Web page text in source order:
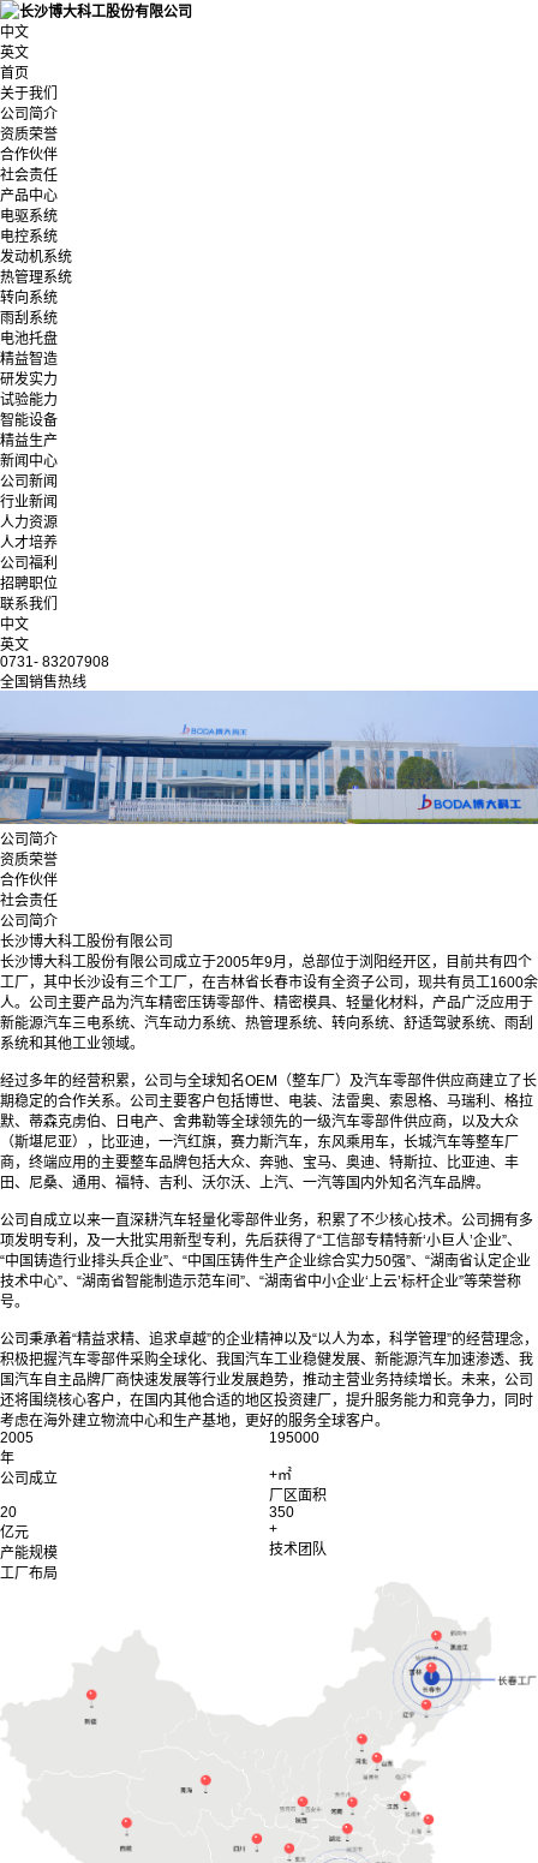
中文
英文
首页
关于我们
公司简介
资质荣誉
合作伙伴
社会责任
产品中心
电驱系统
电控系统
发动机系统
热管理系统
转向系统
雨刮系统
电池托盘
精益智造
研发实力
试验能力
智能设备
精益生产
新闻中心
公司新闻
行业新闻
人力资源
人才培养
公司福利
招聘职位
联系我们
中文
英文
0731- 83207908
全国销售热线
公司简介
资质荣誉
合作伙伴
社会责任
公司简介
长沙博大科工股份有限公司
长沙博大科工股份有限公司成立于2005年9月，总部位于浏阳经开区，目前共有四个
工厂，其中长沙设有三个工厂，在吉林省长春市设有全资子公司，现共有员工1600余
人。公司主要产品为汽车精密压铸零部件、精密模具、轻量化材料，产品广泛应用于
新能源汽车三电系统、汽车动力系统、热管理系统、转向系统、舒适驾驶系统、雨刮
系统和其他工业领域。
经过多年的经营积累，公司与全球知名OEM（整车厂）及汽车零部件供应商建立了长
期稳定的合作关系。公司主要客户包括博世、电装、法雷奥、索恩格、马瑞利、格拉
默、蒂森克虏伯、日电产、舍弗勒等全球领先的一级汽车零部件供应商，以及大众
（斯堪尼亚），比亚迪，一汽红旗，赛力斯汽车，东风乘用车，长城汽车等整车厂
商，终端应用的主要整车品牌包括大众、奔驰、宝马、奥迪、特斯拉、比亚迪、丰
田、尼桑、通用、福特、吉利、沃尔沃、上汽、一汽等国内外知名汽车品牌。
公司自成立以来一直深耕汽车轻量化零部件业务，积累了不少核心技术。公司拥有多
项发明专利，及一大批实用新型专利，先后获得了“工信部专精特新‘小巨人’企业”、
“中国铸造行业排头兵企业”、“中国压铸件生产企业综合实力50强”、“湖南省认定企业
技术中心”、“湖南省智能制造示范车间”、“湖南省中小企业‘上云’标杆企业”等荣誉称
号。
公司秉承着“精益求精、追求卓越”的企业精神以及“以人为本，科学管理”的经营理念，
积极把握汽车零部件采购全球化、我国汽车工业稳健发展、新能源汽车加速渗透、我
国汽车自主品牌厂商快速发展等行业发展趋势，推动主营业务持续增长。未来，公司
还将围绕核心客户，在国内其他合适的地区投资建厂，提升服务能力和竞争力，同时
考虑在海外建立物流中心和生产基地，更好的服务全球客户。
2005
年
公司成立
195000
+㎡
厂区面积
20
亿元
产能规模
350
+
技术团队
工厂布局